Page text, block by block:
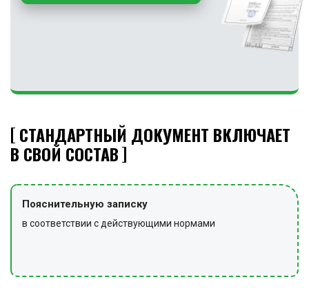
СТАНДАРТНЫЙ ДОКУМЕНТ ВКЛЮЧАЕТ
В СВОЙ СОСТАВ
Пояснительную записку
в соответствии с действующими нормами